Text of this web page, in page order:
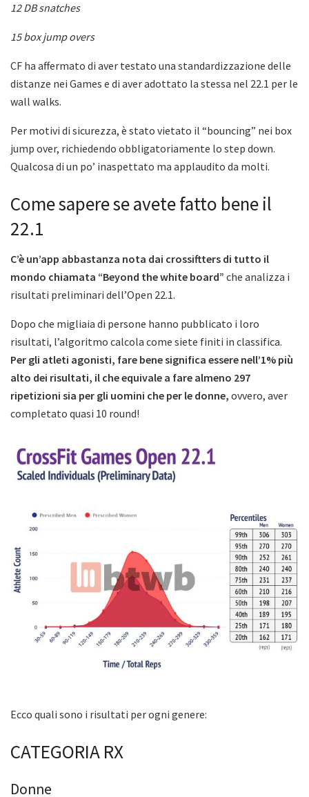
12 DB snatches
15 box jump overs
CF ha affermato di aver testato una standardizzazione delle
distanze nei Games e di aver adottato la stessa nel 22.1 per le
wall walks.
Per motivi di sicurezza, è stato vietato il “bouncing” nei box
jump over, richiedendo obbligatoriamente lo step down.
Qualcosa di un po’ inaspettato ma applaudito da molti.
Come sapere se avete fatto bene il
22.1
C’è un’app abbastanza nota dai crossiftters di tutto il
mondo chiamata “Beyond the white board” che analizza i
risultati preliminari dell’Open 22.1.
Dopo che migliaia di persone hanno pubblicato i loro
risultati, l’algoritmo calcola come siete finiti in classifica.
Per gli atleti agonisti, fare bene significa essere nell’1% più
alto dei risultati, il che equivale a fare almeno 297
ripetizioni sia per gli uomini che per le donne, ovvero, aver
completato quasi 10 round!
Ecco quali sono i risultati per ogni genere:
CATEGORIA RX
Donne